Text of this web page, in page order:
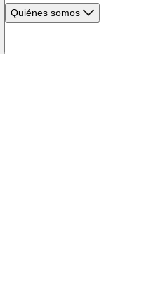
Quiénes somos